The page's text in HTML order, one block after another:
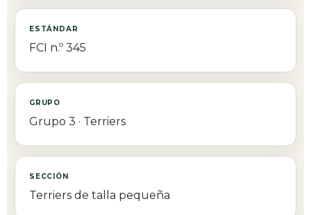
ESTÁNDAR
FCI n.º 345
GRUPO
Grupo 3 · Terriers
SECCIÓN
Terriers de talla pequeña